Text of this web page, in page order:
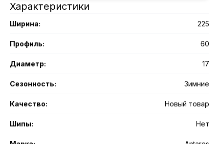
Характеристики
Ширина: 225
Профиль: 60
Диаметр: 17
Сезонность: Зимние
Качество: Новый товар
Шипы: Нет